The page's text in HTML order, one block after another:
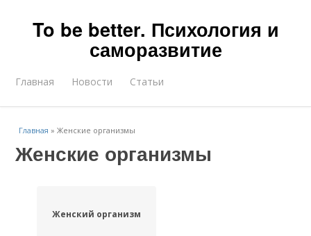
To be better. Психология и
саморазвитие
Главная Новости Статьи
Главная »Женские организмы
Женские организмы
Женский организм